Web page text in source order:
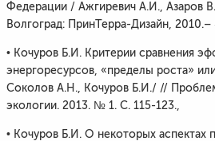
Федерации / Ажгиревич А.И., Азаров
Волгоград: ПринТерра-Дизайн, 2010.–
• Кочуров Б.И. Критерии сравнения
энергоресурсов, «пределы роста»
Соколов А.Н., Кочуров Б.И./ //
экологии. 2013. № 1. С. 115-123.,
• Кочуров Б.И. О некоторых аспектах